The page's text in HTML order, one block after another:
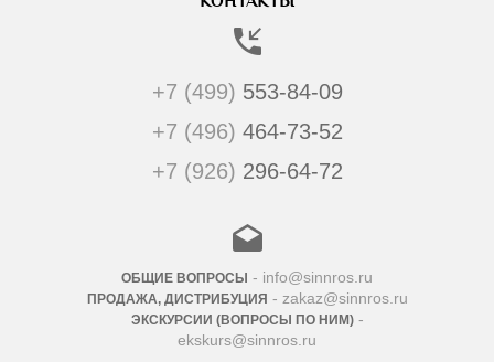
+7 (499) 553-84-09
+7 (496) 464-73-52
+7 (926) 296-64-72
ОБЩИЕ ВОПРОСЫ - info@sinnros.ru
ПРОДАЖА, ДИСТРИБУЦИЯ - zakaz@sinnros.ru
ЭКСКУРСИИ (ВОПРОСЫ ПО НИМ)-
ekskurs@sinnros.ru